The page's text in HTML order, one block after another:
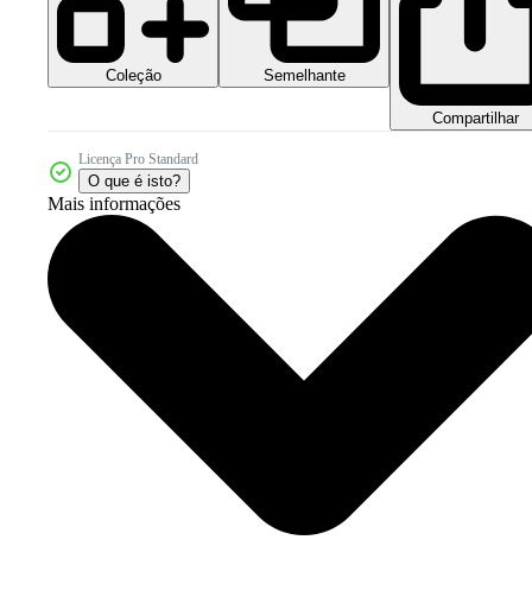
Coleção Semelhante
Compartilhar
Licença Pro Standard
O que é isto?
Mais informações